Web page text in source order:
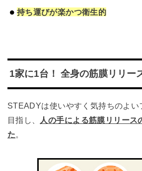
持ち運びが楽かつ衛生的
1家に1台！ 全身の筋膜リリー
STEADYは使いやすく気持ちのよい
目指し、
人の手による筋膜リリース
た。